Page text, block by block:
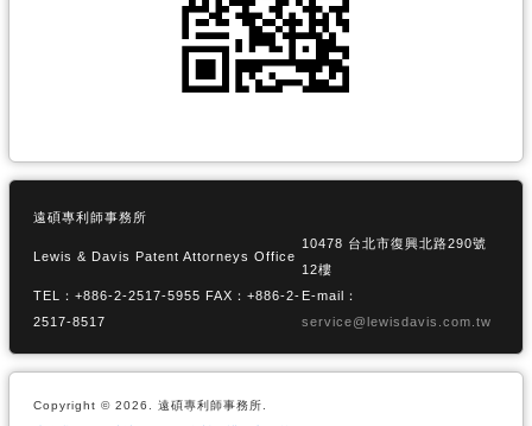
遠碩專利師事務所
Lewis & Davis Patent Attorneys Office
10478 台北市復興北路290號
12樓
TEL：+886-2-2517-5955 FAX：+886-2-
2517-8517
E-mail：
service@lewisdavis.com.tw
Copyright © 2026. 遠碩專利師事務所.